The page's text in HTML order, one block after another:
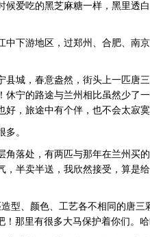
爱吃的黑芝麻糖一样，黑里透
下游地区，过郑州、合肥、南
城，春意盎然，街头上一匹唐
宁的路途与兰州相比虽然少了一
，旅途中有个伴，也不会太寂寞
。
落处，有两匹与那年在兰州买
半卖半送，我欣然接受，算是
、颜色、工艺各不相同的唐三
那里有很多大马保护着你们。